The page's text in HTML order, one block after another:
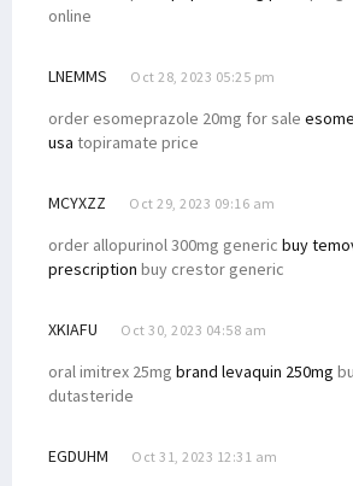
online
LNEMMS Oct 28, 2023 05:25 pm
order esomeprazole 20mg for sale
usa topiramate price
MCYXZZ Oct 29, 2023 09:16 am
order allopurinol 300mg generic buy
prescription buy crestor generic
XKIAFU Oct 30, 2023 04:58 am
oral imitrex 25mg brand levaquin 250mg
dutasteride
EGDUHM Oct 31, 2023 12:31 am